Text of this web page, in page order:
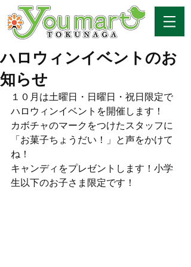
ハロウィンイベントのお
知らせ
１０月は土曜日・日曜日・祝日限定で
ハロウィンイベントを開催します！
カボチャのマークをつけたスタッフに
「お菓子ちょうだい！」と声をかけて
ね！
キャンディをプレゼントします！小学
生以下のお子さま限定です！